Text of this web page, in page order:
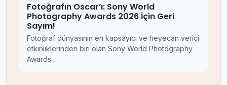
Fotoğrafın Oscar’ı: Sony World
Photography Awards 2026 İçin Geri
Sayım!
Fotoğraf dünyasının en kapsayıcı ve heyecan verici
etkinliklerinden biri olan Sony World Photography
Awards…